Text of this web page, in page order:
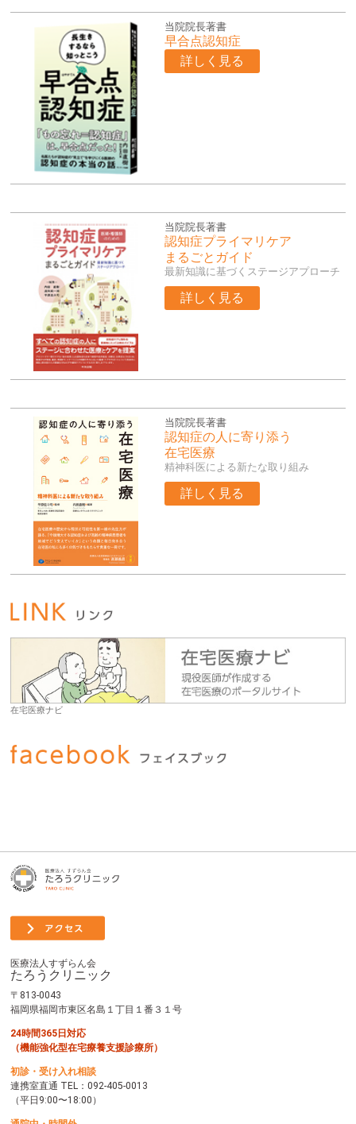
当院院長著書
早合点認知症
詳しく見る
当院院長著書
認知症プライマリケア
まるごとガイド
最新知識に基づくステージアプローチ
詳しく見る
当院院長著書
認知症の人に寄り添う
在宅医療
精神科医による新たな取り組み
詳しく見る
在宅医療ナビ
医療法人すずらん会
たろうクリニック
〒813-0043
福岡県福岡市東区名島１丁目１番３１号
24時間365日対応
（機能強化型在宅療養支援診療所）
初診・受け入れ相談
連携室直通 TEL：092-405-0013
（平日9:00〜18:00）